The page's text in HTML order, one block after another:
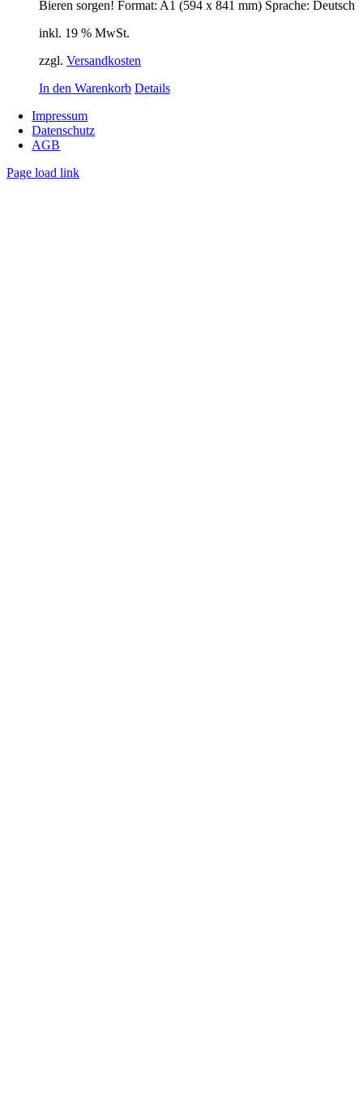
Bieren sorgen! Format: A1 (594 x 841 mm) Sprache: Deutsch
inkl. 19 % MwSt.
zzgl. Versandkosten
In den Warenkorb Details
Impressum
Datenschutz
AGB
Page load link